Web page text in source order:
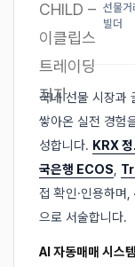
선물거
빌더
국내 선물 시장과
쌓아온 실전 경험
성합니다. KRX
국은행 ECOS,
접 확인·인용하며,
으로 서술합니다.
AI 자동매매 시스